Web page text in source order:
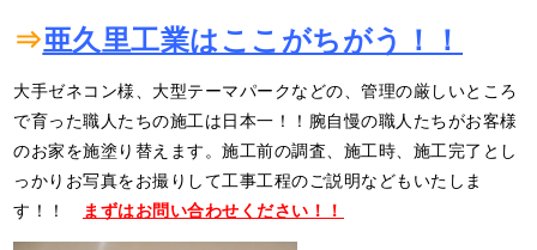
⇒亜久里工業はここがちがう！！
大手ゼネコン様、大型テーマパークなどの、管理の厳しいところ
で育った職人たちの施工は日本一！！腕自慢の職人たちがお客様
のお家を施塗り替えます。施工前の調査、施工時、施工完了とし
っかりお写真をお撮りして工事工程のご説明などもいたしま
す！！
まずはお問い合わせください！！